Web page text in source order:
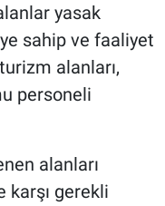
yasak
sahip ve faaliyet
alanları,
personeli
alanları
karşı gerekli